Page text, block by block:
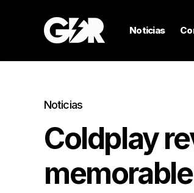
Noticias
Noticias
Coldplay